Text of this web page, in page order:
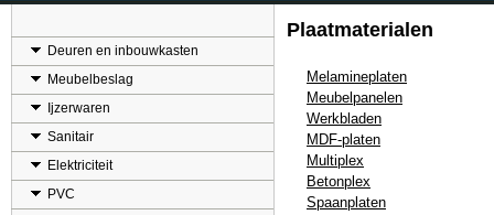
Deuren en inbouwkasten
Meubelbeslag
Ijzerwaren
Sanitair
Elektriciteit
PVC
Plaatmaterialen
Melamineplaten
Meubelpanelen
Werkbladen
MDF-platen
Multiplex
Betonplex
Spaanplaten